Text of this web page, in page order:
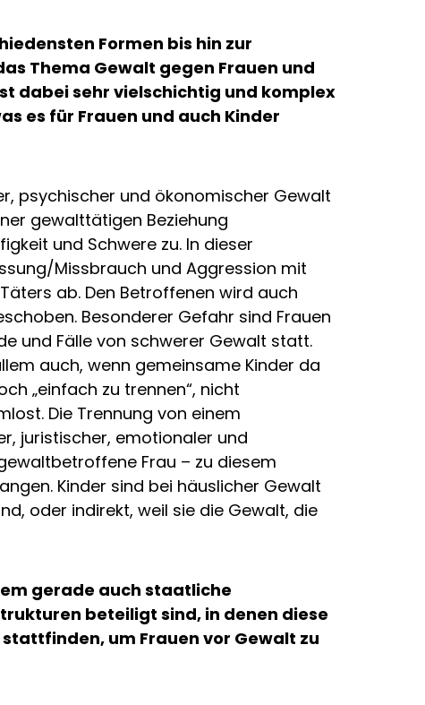
Formen bis hin zur
Thema Gewalt gegen Frauen und
dabei sehr vielschichtig und komplex
es für Frauen und auch Kinder
psychischer und ökonomischer Gewalt
gewalttätigen Beziehung
und Schwere zu. In dieser
Missbrauch und Aggression mit
ab. Den Betroffenen wird auch
Besonderer Gefahr sind Frauen
und Fälle von schwerer Gewalt statt.
auch, wenn gemeinsame Kinder da
„einfach zu trennen“, nicht
Die Trennung von einem
juristischer, emotionaler und
Frau – zu diesem
Kinder sind bei häuslicher Gewalt
oder indirekt, weil sie die Gewalt, die
gerade auch staatliche
beteiligt sind, in denen diese
um Frauen vor Gewalt zu